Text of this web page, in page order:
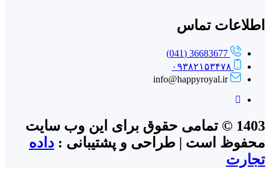
اطلاعات تماس
36683677 (041)
۰۹۳۸۲۱۵۳۴۷۸
info@happyroyal.ir
1403 © تمامی حقوق برای این وب سایت
محفوظ است | طراحی و پشتیبانی : داده
تجارت